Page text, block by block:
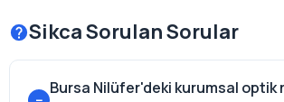
Sikca Sorulan Sorular
Bursa Nilüfer'deki kurumsal optik